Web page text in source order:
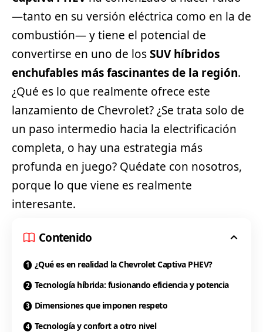
—tanto en su versión eléctrica como en la de
combustión— y tiene el potencial de
convertirse en uno de losSUV híbridos
enchufables más fascinantes de la región.
¿Qué es lo que realmente ofrece este
lanzamiento de Chevrolet? ¿Se trata solo de
un paso intermedio hacia la electrificación
completa, o hay una estrategia más
profunda en juego? Quédate con nosotros,
porque lo que viene es realmente
interesante.
Contenido
¿Qué es en realidad la Chevrolet Captiva PHEV?
Tecnología híbrida: fusionando eficiencia y potencia
Dimensiones que imponen respeto
Tecnología y confort a otro nivel